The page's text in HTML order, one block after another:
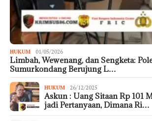
HUKUM 01/05/2026
Limbah, Wewenang, dan Sengketa:
Sumurkondang Berujung L…
HUKUM 26/12/2025
Askun : Uang Sitaan Rp 101
jadi Pertanyaan, Dimana Ri…